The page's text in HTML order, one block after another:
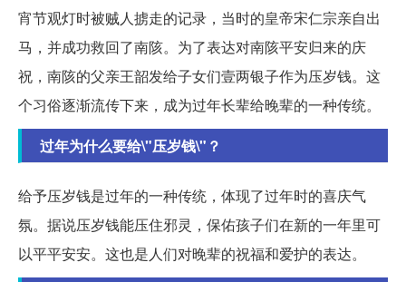
宵节观灯时被贼人掳走的记录，当时的皇帝宋仁宗亲自出
马，并成功救回了南陔。为了表达对南陔平安归来的庆
祝，南陔的父亲王韶发给子女们壹两银子作为压岁钱。这
个习俗逐渐流传下来，成为过年长辈给晚辈的一种传统。
过年为什么要给\"压岁钱\"？
给予压岁钱是过年的一种传统，体现了过年时的喜庆气
氛。据说压岁钱能压住邪灵，保佑孩子们在新的一年里可
以平平安安。这也是人们对晚辈的祝福和爱护的表达。